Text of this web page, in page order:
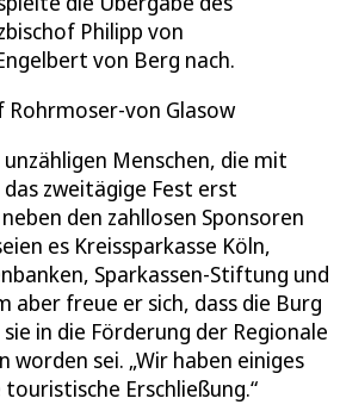
Philipp von
von Berg nach.
Rohrmoser-von Glasow
Menschen, die mit
zweitägige Fest erst
den zahllosen Sponsoren
es Kreissparkasse Köln,
Sparkassen-Stiftung und
aber freue er sich, dass die Burg
in die Förderung der Regionale
worden sei. „Wir haben einiges
Erschließung.“